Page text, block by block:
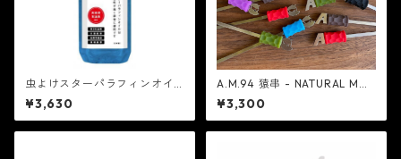
虫よけスターパラフィンオイ
ル 2L - スター商事
¥3,630
A.M.94 猿串 - NATURAL MO
UNTAIN MOKEYS
¥3,300